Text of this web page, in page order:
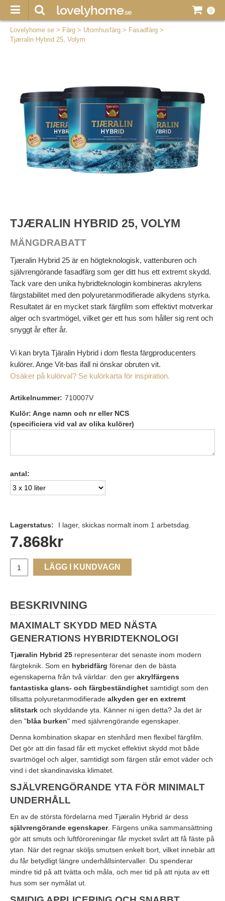
0
Lovelyhome.se > Färg > Utomhusfärg > Fasadfärg >
Tjæralin Hybrid 25, Volym
TJÆRALIN HYBRID 25, VOLYM
MÄNGDRABATT
Tjæralin Hybrid 25 är en högteknologisk, vattenburen och
självrengörande fasadfärg som ger ditt hus ett extremt skydd.
Tack vare den unika hybridteknologin kombineras akrylens
färgstabilitet med den polyuretanmodifierade alkydens styrka.
Resultatet är en mycket stark färgfilm som effektivt motverkar
alger och svartmögel, vilket ger ett hus som håller sig rent och
snyggt år efter år.
Vi kan bryta Tjäralin Hybrid i dom flesta färgproducenters
kulörer. Ange Vit-bas ifall ni önskar obruten vit.
Osäker på kulörval? Se kulörkarta för inspiration.
Artikelnummer: 710007V
Kulör: Ange namn och nr eller NCS
(specificiera vid val av olika kulörer)
antal:
Lagerstatus: I lager, skickas normalt inom 1 arbetsdag.
7.868kr
LÄGG I KUNDVAGN
BESKRIVNING
MAXIMALT SKYDD MED NÄSTA
GENERATIONS HYBRIDTEKNOLOGI
Tjæralin Hybrid 25 representerar det senaste inom modern
färgteknik. Som en hybridfärg förenar den de bästa
egenskaperna från två världar: den ger akrylfärgens
fantastiska glans- och färgbeständighet samtidigt som den
tillsatta polyuretanmodifierade alkyden ger en extremt
slitstark och skyddande yta. Känner ni igen detta? Ja det är
den "blåa burken" med självrengörande egenskaper.
Denna kombination skapar en stenhård men flexibel färgfilm.
Det gör att din fasad får ett mycket effektivt skydd mot både
svartmögel och alger, samtidigt som färgen står emot väder och
vind i det skandinaviska klimatet.
SJÄLVRENGÖRANDE YTA FÖR MINIMALT
UNDERHÅLL
En av de största fördelarna med Tjæralin Hybrid är dess
självrengörande egenskaper. Färgens unika sammansättning
gör att smuts och luftföroreningar får mycket svårt att få fäste på
ytan. När det regnar sköljs smutsen enkelt bort, vilket innebär att
du får betydligt längre underhållsintervaller. Du spenderar
mindre tid på att tvätta och måla, och mer tid på att njuta av ett
hus som ser nymålat ut.